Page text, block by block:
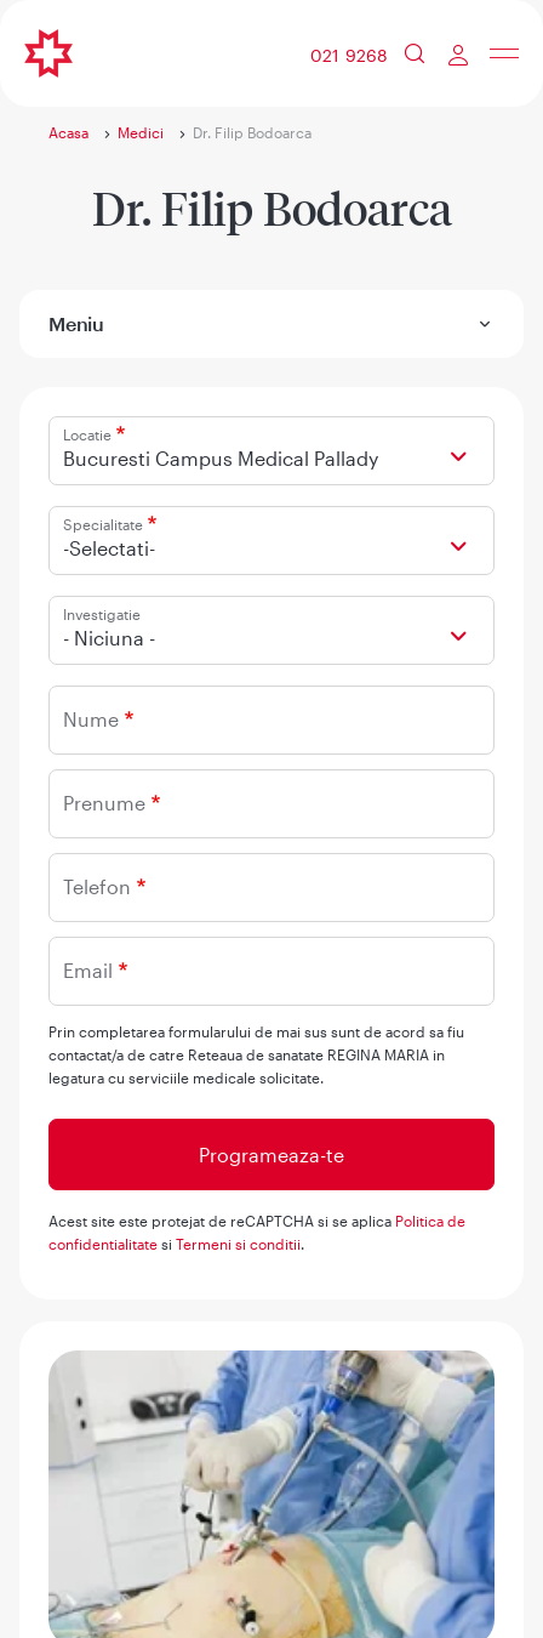
021 9268
Acasa Medici Dr. Filip Bodoarca
Dr. Filip Bodoarca
Meniu
Locatie
Bucuresti Campus Medical Pallady
Specialitate
-Selectati-
Investigatie
- Niciuna -
Nume
Prenume
Telefon
Email
Prin completarea formularului de mai sus sunt de acord sa fiu
contactat/a de catre Reteaua de sanatate REGINA MARIA in
legatura cu serviciile medicale solicitate.
Acest site este protejat de reCAPTCHA si se aplica Politica de
confidentialitate si Termeni si conditii.